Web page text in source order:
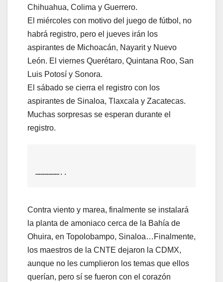
Chihuahua, Colima y Guerrero.
El miércoles con motivo del juego de fútbol, no
habrá registro, pero el jueves irán los
aspirantes de Michoacán, Nayarit y Nuevo
León. El viernes Querétaro, Quintana Roo, San
Luis Potosí y Sonora.
El sábado se cierra el registro con los
aspirantes de Sinaloa, Tlaxcala y Zacatecas.
Muchas sorpresas se esperan durante el
registro.
………………..
Contra viento y marea, finalmente se instalará
la planta de amoniaco cerca de la Bahía de
Ohuira, en Topolobampo, Sinaloa…Finalmente,
los maestros de la CNTE dejaron la CDMX,
aunque no les cumplieron los temas que ellos
querían, pero sí se fueron con el corazón